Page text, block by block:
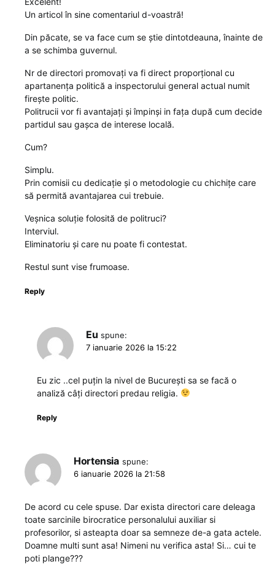
Un articol în sine comentariul d-voastră!
Din păcate, se va face cum se știe dintotdeauna, înainte de
a se schimba guvernul.
Nr de directori promovați va fi direct proporțional cu
apartanența politică a inspectorului general actual numit
firește politic.
Politrucii vor fi avantajați și împinși in fața după cum decide
partidul sau gașca de interese locală.
Cum?
Simplu.
Prin comisii cu dedicație și o metodologie cu chichițe care
să permită avantajarea cui trebuie.
Veșnica soluție folosită de politruci?
Interviul.
Eliminatoriu și care nu poate fi contestat.
Restul sunt vise frumoase.
Reply
Eu spune:
7 ianuarie 2026 la 15:22
Eu zic ..cel puțin la nivel de București sa se facă o
analiză câți directori predau religia.
Reply
Hortensia spune:
6 ianuarie 2026 la 21:58
De acord cu cele spuse. Dar exista directori care deleaga
toate sarcinile birocratice personalului auxiliar si
profesorilor, si asteapta doar sa semneze de-a gata actele.
Doamne multi sunt asa! Nimeni nu verifica asta! Si… cui te
poti plange???